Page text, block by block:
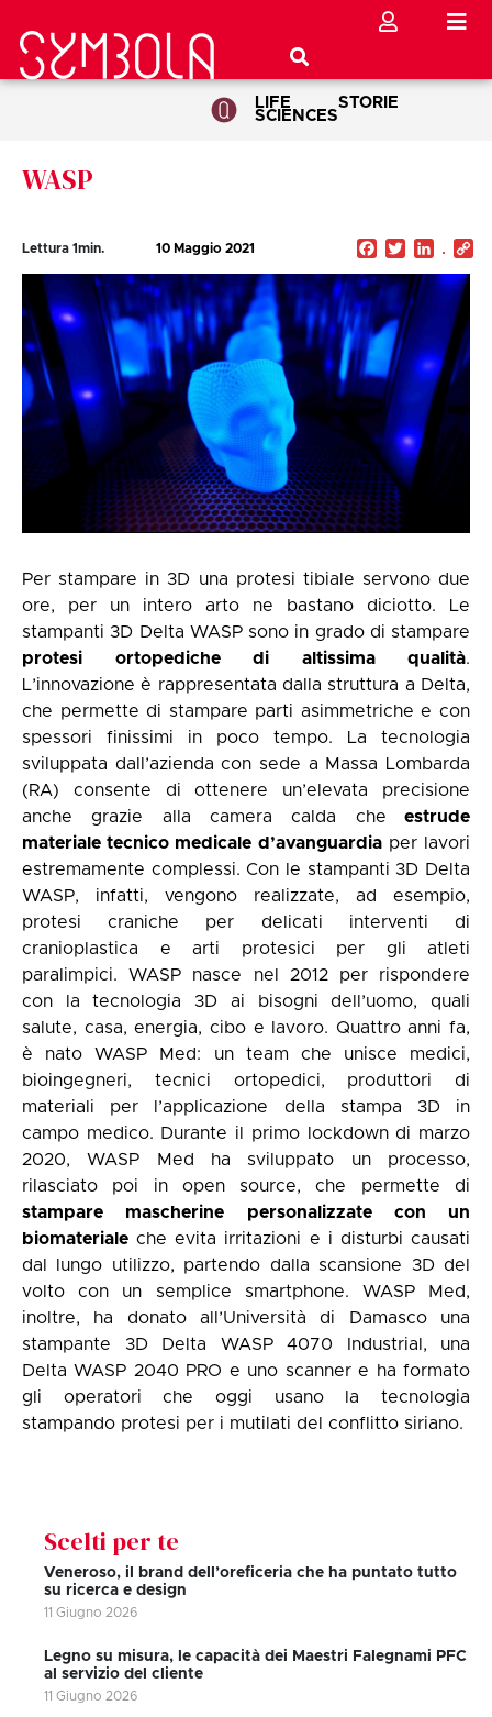
LIFE
SCIENCES
STORIE
WASP
Lettura 1min. 10 Maggio 2021 Facebook
Twitter
Per stampare in 3D una protesi tibiale servono due
ore, per un intero arto ne bastano diciotto. Le
stampanti 3D Delta WASP sono in grado di stampare
protesi ortopediche di altissima qualità.
L’innovazione è rappresentata dalla struttura a Delta,
che permette di stampare parti asimmetriche e con
spessori finissimi in poco tempo. La tecnologia
sviluppata dall’azienda con sede a Massa Lombarda
(RA) consente di ottenere un’elevata precisione
anche grazie alla camera calda che estrude
materiale tecnico medicale d’avanguardiaper lavori
estremamente complessi. Con le stampanti 3D Delta
WASP, infatti, vengono realizzate, ad esempio,
protesi craniche per delicati interventi di
cranioplastica e arti protesici per gli atleti
paralimpici. WASP nasce nel 2012 per rispondere
con la tecnologia 3D ai bisogni dell’uomo, quali
salute, casa, energia, cibo e lavoro. Quattro anni fa,
è nato WASP Med: un team che unisce medici,
bioingegneri, tecnici ortopedici, produttori di
materiali per l’applicazione della stampa 3D in
campo medico. Durante il primo lockdown di marzo
2020, WASP Med ha sviluppato un processo,
rilasciato poi in open source, che permette di
stampare mascherine personalizzate con un
biomateriale che evita irritazioni e i disturbi causati
dal lungo utilizzo, partendo dalla scansione 3D del
volto con un semplice smartphone. WASP Med,
inoltre, ha donato all’Università di Damasco una
stampante 3D Delta WASP 4070 Industrial, una
Delta WASP 2040 PRO e uno scanner e ha formato
gli operatori che oggi usano la tecnologia
stampando protesi per i mutilati del conflitto siriano.
Scelti per te
Veneroso, il brand dell’oreficeria che ha puntato tutto
su ricerca e design
11 Giugno 2026
Legno su misura, le capacità dei Maestri Falegnami PFC
al servizio del cliente
11 Giugno 2026